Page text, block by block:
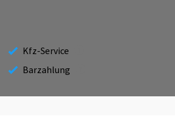
Kfz-Service
Barzahlung